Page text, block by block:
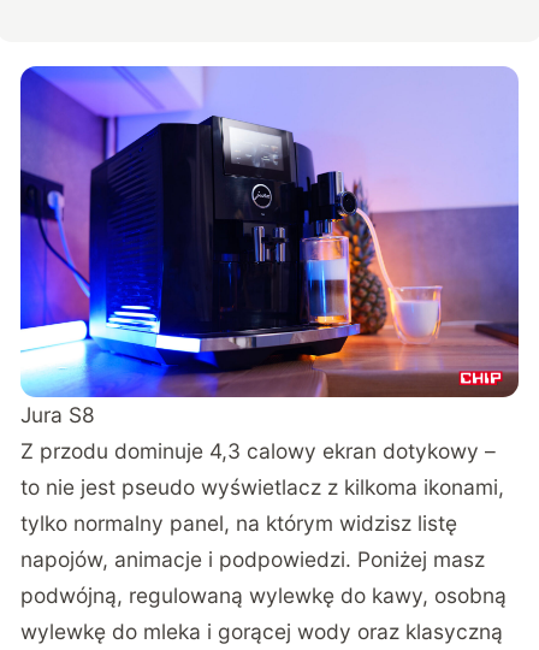
Jura S8
Z przodu dominuje 4,3 calowy ekran dotykowy –
to nie jest pseudo wyświetlacz z kilkoma ikonami,
tylko normalny panel, na którym widzisz listę
napojów, animacje i podpowiedzi. Poniżej masz
podwójną, regulowaną wylewkę do kawy, osobną
wylewkę do mleka i gorącej wody oraz klasyczną